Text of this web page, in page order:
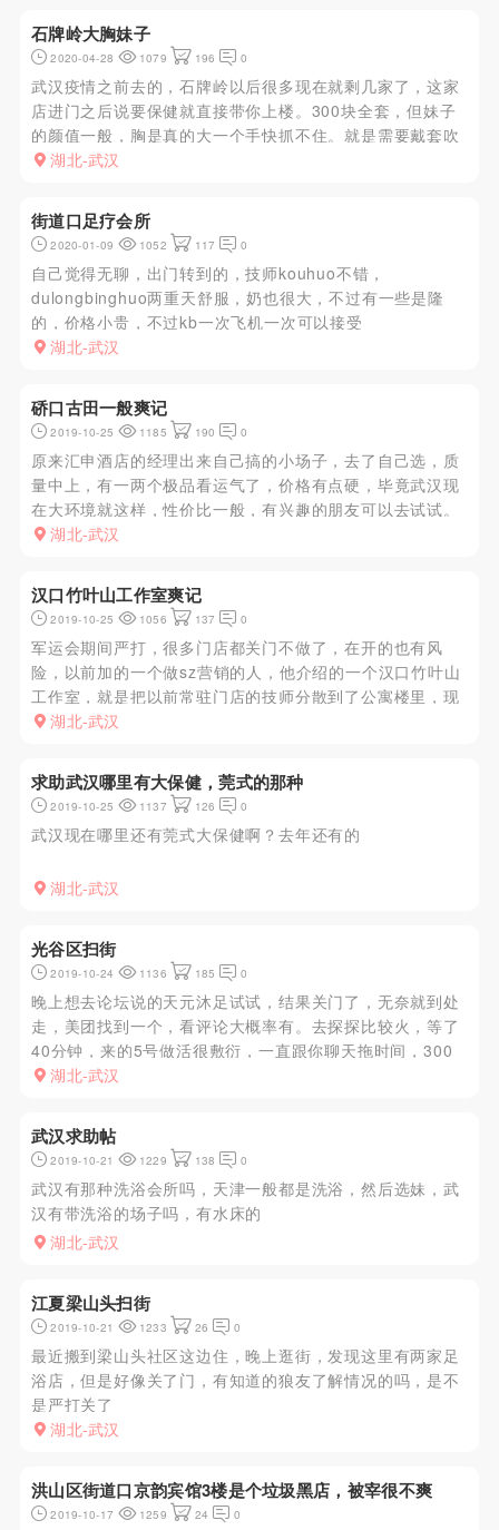
石牌岭大胸妹子
2020-04-28 1079 196 0
武汉疫情之前去的，石牌岭以后很多现在就剩几家了，这家
店进门之后说要保健就直接带你上楼。300块全套，但妹子
的颜值一般，胸是真的大一个手快抓不住。就是需要戴套吹
有点不爽，其他方面都OK的。
湖北-武汉
街道口足疗会所
2020-01-09 1052 117 0
自己觉得无聊，出门转到的，技师kouhuo不错，
dulongbinghuo两重天舒服，奶也很大，不过有一些是隆
的，价格小贵，不过kb一次飞机一次可以接受
湖北-武汉
硚口古田一般爽记
2019-10-25 1185 190 0
原来汇申酒店的经理出来自己搞的小场子，去了自己选，质
量中上，有一两个极品看运气了，价格有点硬，毕竟武汉现
在大环境就这样，性价比一般，有兴趣的朋友可以去试试。
湖北-武汉
汉口竹叶山工作室爽记
2019-10-25 1056 137 0
军运会期间严打，很多门店都关门不做了，在开的也有风
险，以前加的一个做sz营销的人，他介绍的一个汉口竹叶山
工作室，就是把以前常驻门店的技师分散到了公寓楼里，现
在很多都只做kb，但是本狼独爱丝袜足交，因此给推荐了竹
错，妹子自备有新的...
湖北-武汉
求助武汉哪里有大保健，莞式的那种
2019-10-25 1137 126 0
武汉现在哪里还有莞式大保健啊？去年还有的
湖北-武汉
光谷区扫街
2019-10-24 1136 185 0
晚上想去论坛说的天元沐足试试，结果关门了，无奈就到处
走，美团找到一个，看评论大概率有。去探探比较火，等了
40分钟，来的5号做活很敷衍，一直跟你聊天拖时间，300
多manyou手推结束，不爽点了个8号，服务态度特别好，还
估计加钱还...
湖北-武汉
武汉求助帖
2019-10-21 1229 138 0
武汉有那种洗浴会所吗，天津一般都是洗浴，然后选妹，武
汉有带洗浴的场子吗，有水床的
湖北-武汉
江夏梁山头扫街
2019-10-21 1233 26 0
最近搬到梁山头社区这边住，晚上逛街，发现这里有两家足
浴店，但是好像关了门，有知道的狼友了解情况的吗，是不
是严打关了
湖北-武汉
洪山区街道口京韵宾馆3楼是个垃圾黑店，被宰很不爽
2019-10-17 1259 24 0